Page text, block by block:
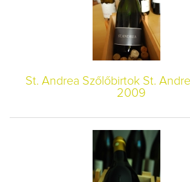
St. Andrea Szőlőbirtok St.
2009